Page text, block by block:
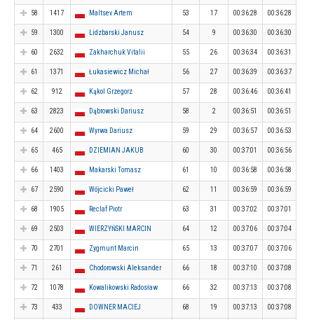
58 1417 Maltsev Artem 53 17 00:36:28 00:36:28
59 1300 Lidzbarski Janusz 54 9 00:36:30 00:36:30
60 2632 Zakharchuk Vitalii 55 26 00:36:34 00:36:31
61 1371 Łukasiewicz Michał 56 27 00:36:39 00:36:37
62 912 Kąkol Grzegorz 57 28 00:36:46 00:36:41
63 2823 Dąbrowski Dariusz 58 2 00:36:51 00:36:51
64 2600 Wyrwa Dariusz 59 29 00:36:57 00:36:53
65 465 DZIEMIAN JAKUB 60 30 00:37:01 00:36:56
66 1403 Makarski Tomasz 61 10 00:36:58 00:36:58
67 2590 Wójcicki Paweł 62 11 00:36:59 00:36:59
68 1905 Reclaf Piotr 63 31 00:37:02 00:37:01
69 2503 WIERZYŃSKI MARCIN 64 12 00:37:06 00:37:04
70 2701 Zygmunt Marcin 65 13 00:37:07 00:37:06
71 261 Chodorowski Aleksander 66 18 00:37:10 00:37:08
72 1078 Kowalikowski Radosław 66 32 00:37:13 00:37:08
73 433 DOWNER MACIEJ 68 19 00:37:13 00:37:08